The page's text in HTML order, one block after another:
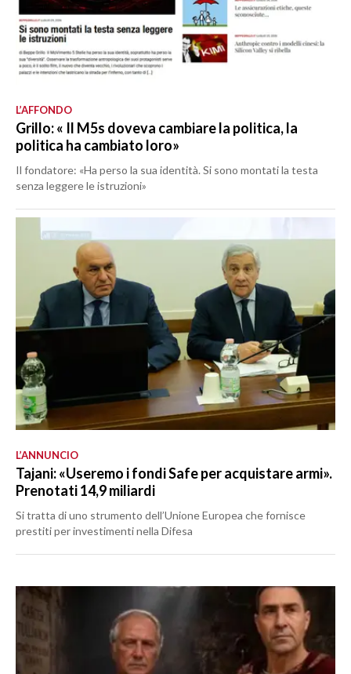
L’AFFONDO
Grillo: « Il M5s doveva cambiare la politica, la
politica ha cambiato loro»
Il fondatore: «Ha perso la sua identità. Si sono montati la testa
senza leggere le istruzioni»
L’ANNUNCIO
Tajani: «Useremo i fondi Safe per acquistare armi».
Prenotati 14,9 miliardi
Si tratta di uno strumento dell’Unione Europea che fornisce
prestiti per investimenti nella Difesa